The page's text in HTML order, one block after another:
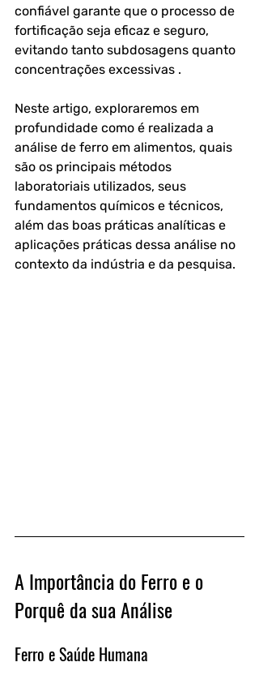
confiável garante que o processo de
fortificação seja eficaz e seguro,
evitando tanto subdosagens quanto
concentrações excessivas .
Neste artigo, exploraremos em
profundidade como é realizada a
análise de ferro em alimentos, quais
são os principais métodos
laboratoriais utilizados, seus
fundamentos químicos e técnicos,
além das boas práticas analíticas e
aplicações práticas dessa análise no
contexto da indústria e da pesquisa.
A Importância do Ferro e o
Porquê da sua Análise
Ferro e Saúde Humana